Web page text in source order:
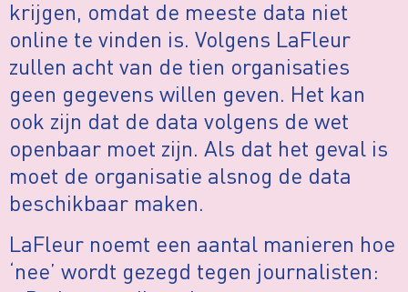
krijgen, omdat de meeste data niet
online te vinden is. Volgens LaFleur
zullen acht van de tien organisaties
geen gegevens willen geven. Het kan
ook zijn dat de data volgens de wet
openbaar moet zijn. Als dat het geval is
moet de organisatie alsnog de data
beschikbaar maken.
LaFleur noemt een aantal manieren hoe
‘nee’ wordt gezegd tegen journalisten: